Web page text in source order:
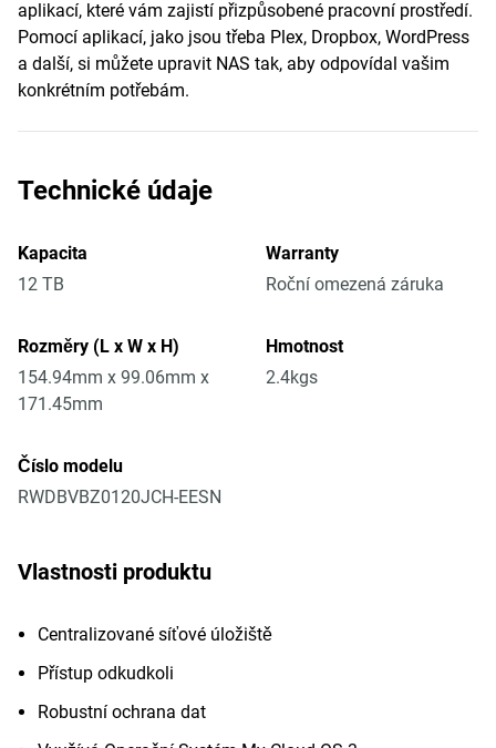
aplikací, které vám zajistí přizpůsobené pracovní prostředí.
Pomocí aplikací, jako jsou třeba Plex, Dropbox, WordPress
a další, si můžete upravit NAS tak, aby odpovídal vašim
konkrétním potřebám.
Technické údaje
Kapacita
12 TB
Warranty
Roční omezená záruka
Rozměry (L x W x H)
154.94mm x 99.06mm x
171.45mm
Hmotnost
2.4kgs
Číslo modelu
RWDBVBZ0120JCH-EESN
Vlastnosti produktu
Centralizované síťové úložiště
Přístup odkudkoli
Robustní ochrana dat